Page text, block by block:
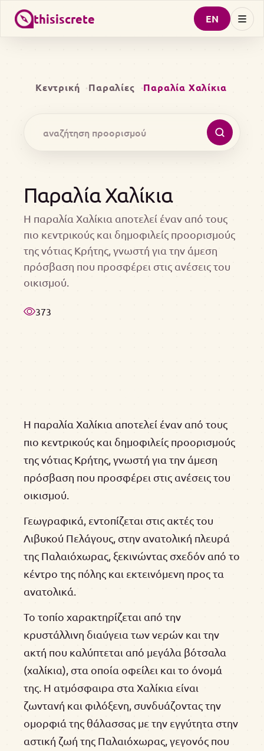
thisiscrete EN
Κεντρική Παραλίες Παραλία Χαλίκια
Παραλία Χαλίκια
Η παραλία Χαλίκια αποτελεί έναν από τους
πιο κεντρικούς και δημοφιλείς προορισμούς
της νότιας Κρήτης, γνωστή για την άμεση
πρόσβαση που προσφέρει στις ανέσεις του
οικισμού.
373
Η παραλία Χαλίκια αποτελεί έναν από τους
πιο κεντρικούς και δημοφιλείς προορισμούς
της νότιας Κρήτης, γνωστή για την άμεση
πρόσβαση που προσφέρει στις ανέσεις του
οικισμού.
Γεωγραφικά, εντοπίζεται στις ακτές του
Λιβυκού Πελάγους, στην ανατολική πλευρά
της Παλαιόχωρας, ξεκινώντας σχεδόν από το
κέντρο της πόλης και εκτεινόμενη προς τα
ανατολικά.
Το τοπίο χαρακτηρίζεται από την
κρυστάλλινη διαύγεια των νερών και την
ακτή που καλύπτεται από μεγάλα βότσαλα
(χαλίκια), στα οποία οφείλει και το όνομά
της. Η ατμόσφαιρα στα Χαλίκια είναι
ζωντανή και φιλόξενη, συνδυάζοντας την
ομορφιά της θάλασσας με την εγγύτητα στην
αστική ζωή της Παλαιόχωρας, γεγονός που